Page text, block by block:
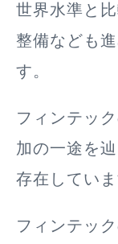
世界水準と
整備なども
す。
フィンテッ
加の一途を
存在していま
フィンテッ